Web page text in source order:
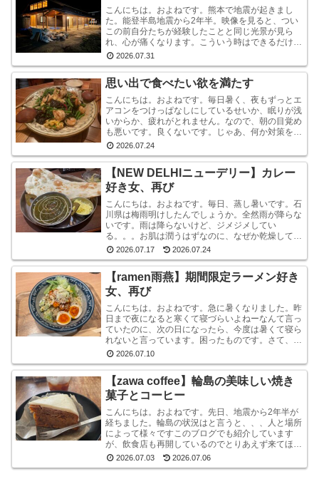
こんにちは。およねです。熊本で地震が起きまし
た。能登半島地震から2年半。映像を見ると、つい
この前自分たちが経験したことと同じ光景が見ら
れ、心が痛くなります。こういう時はできるだけ情
報から離れたほうがいいと言いますが・・・気にな
ります。気にな...
2026.07.31
思い出で食べたい欲を満たす
こんにちは。およねです。毎日暑く、夜もずっとエ
アコンをつけっぱなしにしているせいか、眠りが浅
いからか、疲れがとれません。なので、朝の目覚め
も悪いです。良くないです。じゃあ、何か対策をし
ているかと言われれば、何もしていません。いや、
ストレッチ...
2026.07.24
【NEW DELHIニューデリー】カレー
好き女、再び
こんにちは。およねです。毎日、蒸し暑いです。石
川県は梅雨明けしたんでしょうか。全然雨が降らな
いです。雨は降らないけど、ジメジメしてい
る。。。お肌は潤うはずなのに、なぜか乾燥してい
ます。しかも、おでこと片方のこめかみだけ。年
齢？ストレス？？結...
2026.07.17 2026.07.24
【ramen雨燕】期間限定ラーメン好き
女、再び
こんにちは。およねです。急に暑くなりました。昨
日まで夜になると寒くて寝づらいよねーなんて言っ
ていたのに、次の日になったら、今度は暑くて寝ら
れないと言っています。困ったものです。さて、先
日金沢へ行ったとき、ひさしぶりにひとりラーメン
を堪能して...
2026.07.10
【zawa coffee】輪島の美味しい焼き
菓子とコーヒー
こんにちは。およねです。先日、地震から2年半が
経ちました。輪島の状況はと言うと、、、人と場所
によって様々ですこのブログでも紹介しています
が、飲食店も再開しているのでとりあえず来てほし
いです。宿泊施設は少な目ですが、、、参考サイト
あとコンビニ...
2026.07.03 2026.07.06